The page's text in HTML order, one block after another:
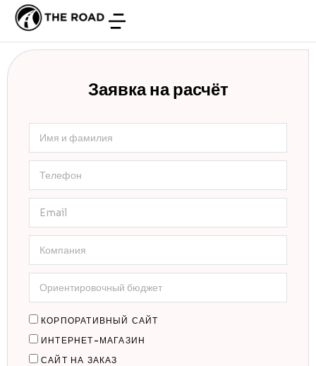
Заявка на расчёт
КОРПОРАТИВНЫЙ САЙТ
ИНТЕРНЕТ-МАГАЗИН
САЙТ НА ЗАКАЗ